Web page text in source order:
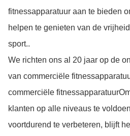
fitnessapparatuur aan te bieden
helpen te genieten van de
sport..
We richten ons al 20 jaar op de
van commerciële
commerciële
klanten op alle niveaus te
voortdurend te verbeteren, blijft